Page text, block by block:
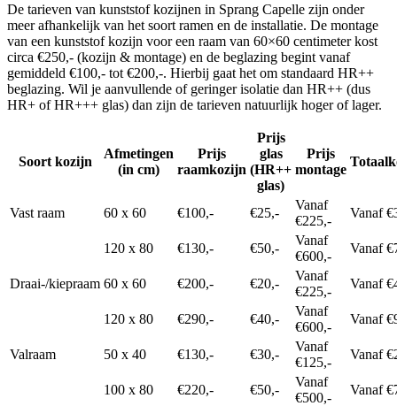
De tarieven van kunststof kozijnen in Sprang Capelle zijn onder
meer afhankelijk van het soort ramen en de installatie. De montage
van een kunststof kozijn voor een raam van 60×60 centimeter kost
circa €250,- (kozijn & montage) en de beglazing begint vanaf
gemiddeld €100,- tot €200,-. Hierbij gaat het om standaard HR++
beglazing. Wil je aanvullende of geringer isolatie dan HR++ (dus
HR+ of HR+++ glas) dan zijn de tarieven natuurlijk hoger of lager.
Soort kozijn
Afmetingen
(in cm)
Prijs
raamkozijn
Prijs
glas
(HR++
glas)
Prijs
montage
Vast raam 60 x 60 €100,- €25,-
Vanaf
€225,-
Vanaf
120 x 80 €130,- €50,-
Vanaf
€600,-
Vanaf
Draai-/kiepraam 60 x 60 €200,- €20,-
Vanaf
€225,-
Vanaf
120 x 80 €290,- €40,-
Vanaf
€600,-
Vanaf
Valraam 50 x 40 €130,- €30,-
Vanaf
€125,-
Vanaf
100 x 80 €220,- €50,-
Vanaf
€500,-
Vanaf